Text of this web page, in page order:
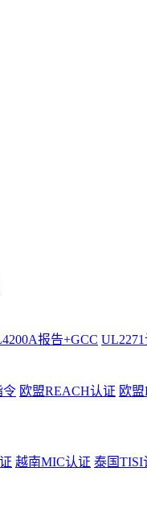
报告+GCC
令 欧盟REACH认证 欧
越南MIC认证 泰国TISI